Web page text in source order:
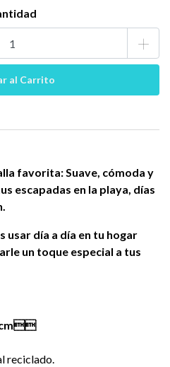
+
favorita: Suave, cómoda y
escapadas en la playa, días
usar día a día en tu hogar
un toque especial a tus
reciclado.